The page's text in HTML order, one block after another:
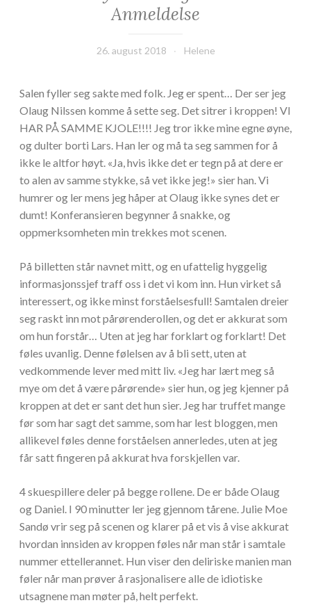
Anmeldelse
26. august 2018 Helene
Salen fyller seg sakte med folk. Jeg er spent… Der ser jeg
Olaug Nilssen komme å sette seg. Det sitrer i kroppen! VI
HAR PÅ SAMME KJOLE!!!! Jeg tror ikke mine egne øyne,
og dulter borti Lars. Han ler og må ta seg sammen for å
ikke le altfor høyt. «Ja, hvis ikke det er tegn på at dere er
to alen av samme stykke, så vet ikke jeg!» sier han. Vi
humrer og ler mens jeg håper at Olaug ikke synes det er
dumt! Konferansieren begynner å snakke, og
oppmerksomheten min trekkes mot scenen.
På billetten står navnet mitt, og en ufattelig hyggelig
informasjonssjef traff oss i det vi kom inn. Hun virket så
interessert, og ikke minst forståelsesfull! Samtalen dreier
seg raskt inn mot pårørenderollen, og det er akkurat som
om hun forstår… Uten at jeg har forklart og forklart! Det
føles uvanlig. Denne følelsen av å bli sett, uten at
vedkommende lever med mitt liv. «Jeg har lært meg så
mye om det å være pårørende» sier hun, og jeg kjenner på
kroppen at det er sant det hun sier. Jeg har truffet mange
før som har sagt det samme, som har lest bloggen, men
allikevel føles denne forståelsen annerledes, uten at jeg
får satt fingeren på akkurat hva forskjellen var.
4 skuespillere deler på begge rollene. De er både Olaug
og Daniel. I 90 minutter ler jeg gjennom tårene. Julie Moe
Sandø vrir seg på scenen og klarer på et vis å vise akkurat
hvordan innsiden av kroppen føles når man står i samtale
nummer ettellerannet. Hun viser den deliriske manien man
føler når man prøver å rasjonalisere alle de idiotiske
utsagnene man møter på, helt perfekt.